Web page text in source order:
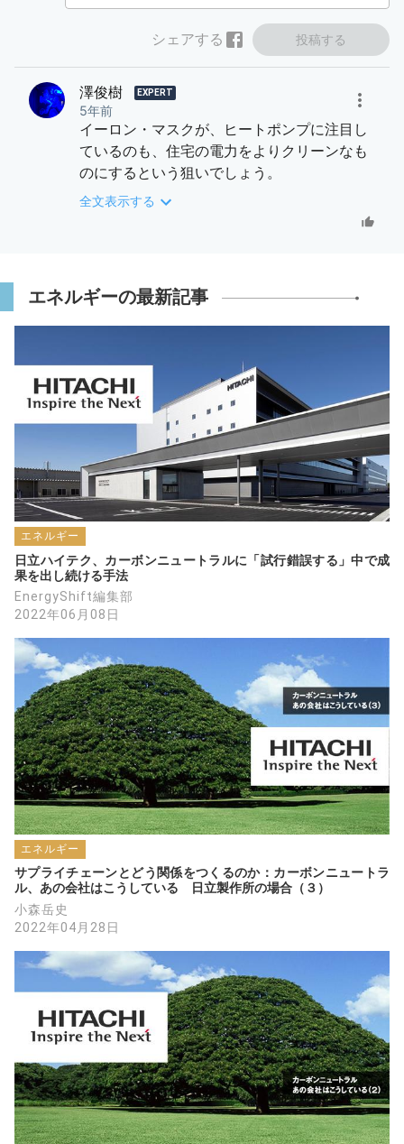
投稿する
シェアする
澤俊樹 EXPERT
5年前
イーロン・マスクが、ヒートポンプに注目し
ているのも、住宅の電力をよりクリーンなも
のにするという狙いでしょう。
再エネがガンガン発電して、火力発電が抑え
られても、なお再エネ電力が抑制される、と
割に合わない段階でしょうけれど、2030年ご
ろには見合ってくると予想されます。
の活用は、大きな意味を持ちますね。
楽しみです。
全文表示する
エネルギーの最新記事
エネルギー
日立ハイテク、カーボンニュートラルに「試行錯誤する」中で成
果を出し続ける手法
EnergyShift編集部
2022年06月08日
エネルギー
サプライチェーンとどう関係をつくるのか：カーボンニュートラ
ル、あの会社はこうしている　日立製作所の場合（３）
小森岳史
2022年04月28日